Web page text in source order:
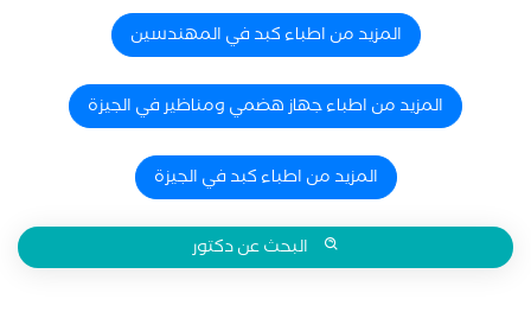
المزيد من اطباء كبد في المهندسين
المزيد من اطباء جهاز هضمي ومناظير في الجيزة
المزيد من اطباء كبد في الجيزة
البحث عن دكتور